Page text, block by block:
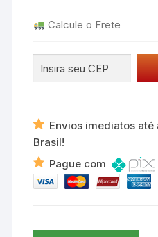
Calcule o Frete
Envios imediatos até
Brasil!
Pague com